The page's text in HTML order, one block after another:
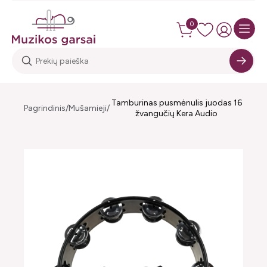
0
Pagrindinis Mušamieji
Tamburinas pusmėnulis juodas 16
žvangučių Kera Audio